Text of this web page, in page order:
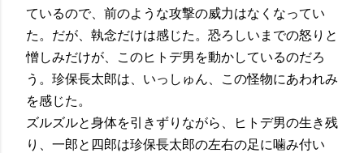
ているので、前のような攻撃の威力はなくなってい
た。だが、執念だけは感じた。恐ろしいまでの怒りと
憎しみだけが、このヒトデ男を動かしているのだろ
う。珍保長太郎は、いっしゅん、この怪物にあわれみ
を感じた。
ズルズルと身体を引きずりながら、ヒトデ男の生き残
り、一郎と四郎は珍保長太郎の左右の足に噛み付い